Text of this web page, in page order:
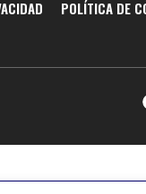
POLÍTICA DE